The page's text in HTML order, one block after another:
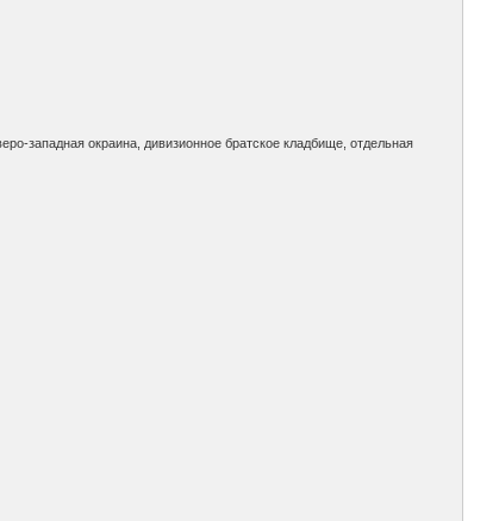
западная окраина, дивизионное братское кладбище, отдельная